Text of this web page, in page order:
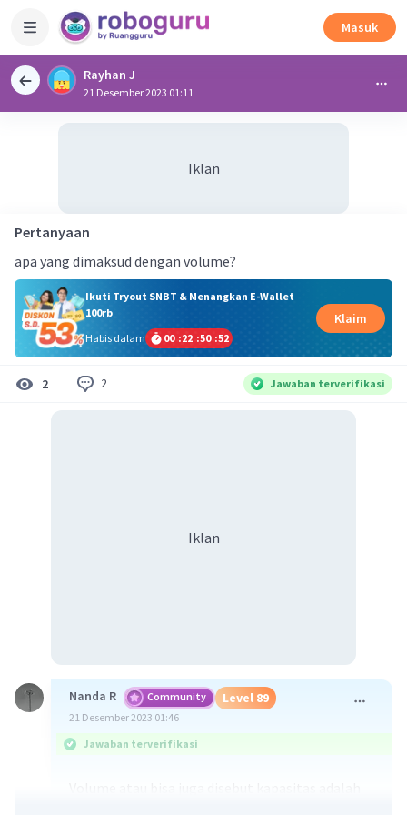
Masuk
Rayhan J
21 Desember 2023 01:11
Iklan
Pertanyaan
apa yang dimaksud dengan volume?
Ikuti Tryout SNBT & Menangkan E-Wallet
100rb
Habis dalam
00 :22 :50 :51
Klaim
2 2 Jawaban terverifikasi
Iklan
Nanda R Community Level 89
21 Desember 2023 01:46
Jawaban terverifikasi